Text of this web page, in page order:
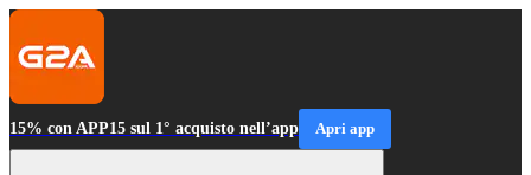
15% con APP15 sul 1° acquisto nell’app Apri app